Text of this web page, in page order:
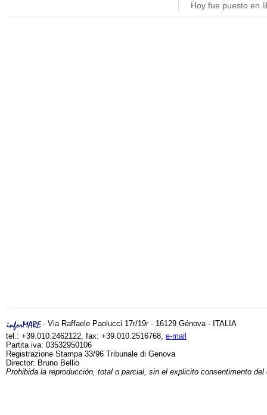
Hoy fue puesto en
- Via Raffaele Paolucci 17r/19r - 16129 Génova - ITALIA
tel.: +39.010.2462122, fax: +39.010.2516768, e-mail
Partita iva: 03532950106
Registrazione Stampa 33/96 Tribunale di Genova
Director: Bruno Bellio
Prohibida la reproducción, total o parcial, sin el explicito consentimento del